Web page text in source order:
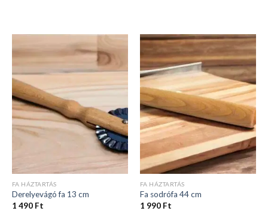
FA HÁZTARTÁS
Derelyevágó fa 13 cm
1 490 Ft
FA HÁZTARTÁS
Fa sodrófa 44 cm
1 990 Ft